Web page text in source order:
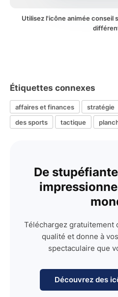
Utilisez l'icône animée conseil
Étiquettes connexes
affaires et finances stratégie
des sports
tactique
De
Téléchargez gratuitement
qualité et donne à
spectaculaire que
Découvrez des